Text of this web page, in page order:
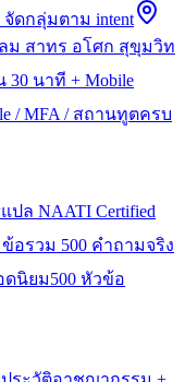
จัดกลุ่มตาม intent
ม สาทร อโศก สุขุมวิท
30 นาที + Mobile
/ MFA / สถานทูตครบ
แปล NAATI Certified
ข้อรวม 500 คำถามจริง
ดนิยม500 หัวข้อ